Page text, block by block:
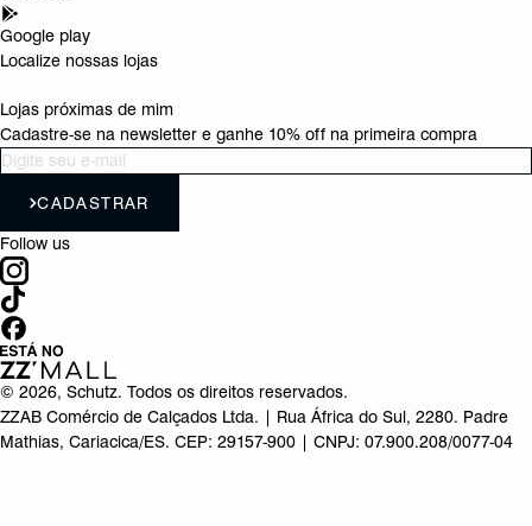
Google play
Localize nossas lojas
Lojas próximas de mim
Cadastre-se na newsletter e ganhe 10% off na primeira compra
CADASTRAR
Follow us
© 2026, Schutz. Todos os direitos reservados.
ZZAB Comércio de Calçados Ltda. | Rua África do Sul, 2280. Padre
Mathias, Cariacica/ES. CEP: 29157-900 | CNPJ: 07.900.208/0077-04